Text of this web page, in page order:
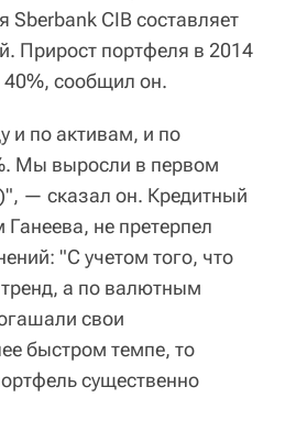
Sberbank CIB составляет
Прирост портфеля в 2014
40%, сообщил он.
и по активам, и по
Мы выросли в первом
— сказал он. Кредитный
не претерпел
"С учетом того, что
а по валютным
свои
быстром темпе, то
существенно